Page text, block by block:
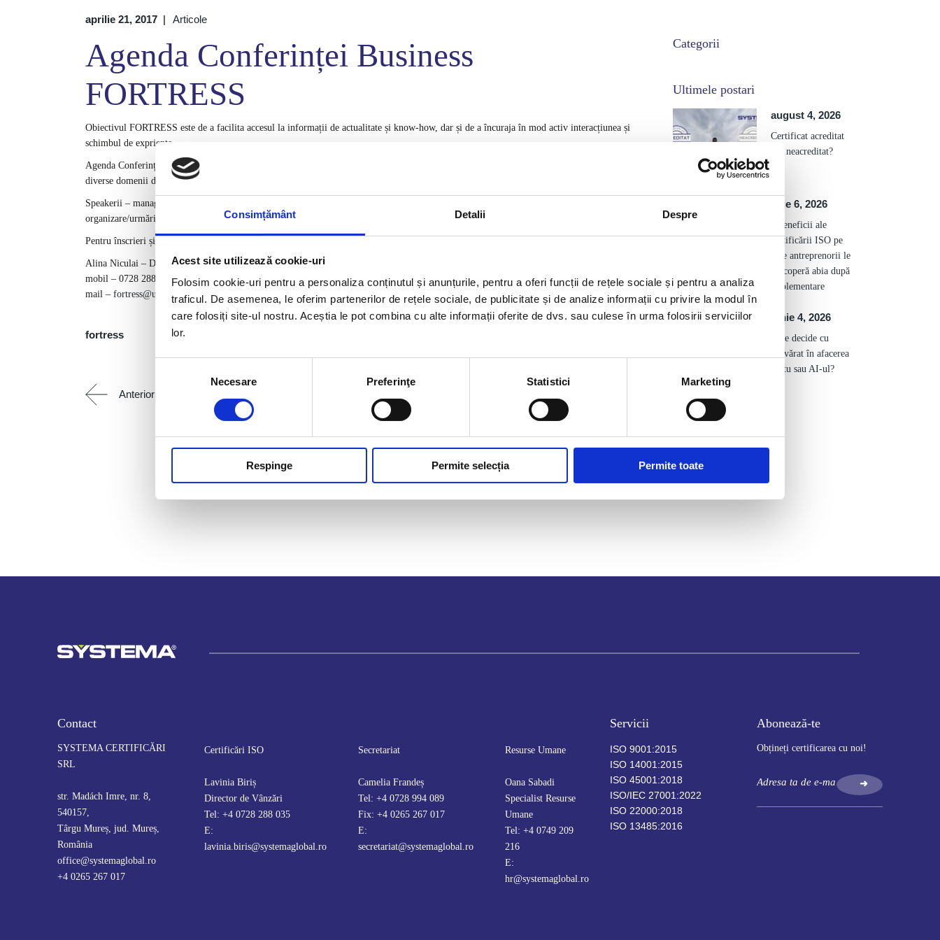
Consimțământ Detalii Despre
Acest site utilizează cookie-uri
Folosim cookie-uri pentru a personaliza conținutul și anunțurile, pentru a oferi funcții de rețele sociale și pentru a analiza
traficul. De asemenea, le oferim partenerilor de rețele sociale, de publicitate și de analize informații cu privire la modul în
care folosiți site-ul nostru. Aceștia le pot combina cu alte informații oferite de dvs. sau culese în urma folosirii serviciilor
lor.
consimțământului
Necesare Preferinţe Statistici Marketing
Respinge Permite selecția Permite toate
aprilie 21, 2017 Articole
Agenda Conferinței Business
FORTRESS
Obiectivul FORTRESS este de a facilita accesul la informații de actualitate și know-how, dar și de a încuraja în mod activ interacțiunea și
schimbul de expriențe.
Agenda Conferinței Business FORTRESS reunește persoane cu experiență relevantă în management, profesioniști și specialiști în
diverse domenii de activitate. Ei vor împărtăși soluțiile, metodele, modalitățile de lucru funcționale, izvorâte din experiența proprie.
Speakerii – manageri cu experienţă relevantă în domeniul în care activează, vor explora împreună cu cei prezenţi diverse modele de
organizare/urmărire/dezvoltare a proceselor importante dintr-o companie.
Pentru înscrieri și informații complete despre conferință, accesați pagina
Alina Niculai – Director Marketing
mobil – 0728 288 035
mail – fortress@urscertificari.ro
fortress
Anterior
Categorii
Ultimele postari
august 4, 2026
Certificat acreditat
sau neacreditat?
iulie 6, 2026
6 beneficii ale
certificării ISO pe
care antreprenorii le
descoperă abia după
implementare
iunie 4, 2026
Cine decide cu
adevărat în afacerea
ta: tu sau AI-ul?
Etichete
Contact
SYSTEMA CERTIFICĂRI
SRL
str. Madách Imre, nr. 8,
540157,
Târgu Mureș, jud. Mureș,
România
office@systemaglobal.ro
+4 0265 267 017
Certificări ISO
Lavinia Biriș
Director de Vânzări
Tel: +4 0728 288 035
E:
lavinia.biris@systemaglobal.ro
Secretariat
Camelia Frandeș
Tel: +4 0728 994 089
Fix: +4 0265 267 017
E:
secretariat@systemaglobal.ro
Resurse Umane
Oana Sabadi
Specialist Resurse
Umane
Tel: +4 0749 209
216
E:
hr@systemaglobal.ro
Servicii
ISO 9001:2015
ISO 14001:2015
ISO 45001:2018
ISO/IEC 27001:2022
ISO 22000:2018
ISO 13485:2016
Abonează-te
Obțineți certificarea cu noi!
➜